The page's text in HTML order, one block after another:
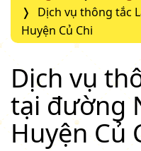
Dịch vụ thông tắc
Huyện Củ Chi
Dịch vụ
tại đường
Huyện Củ